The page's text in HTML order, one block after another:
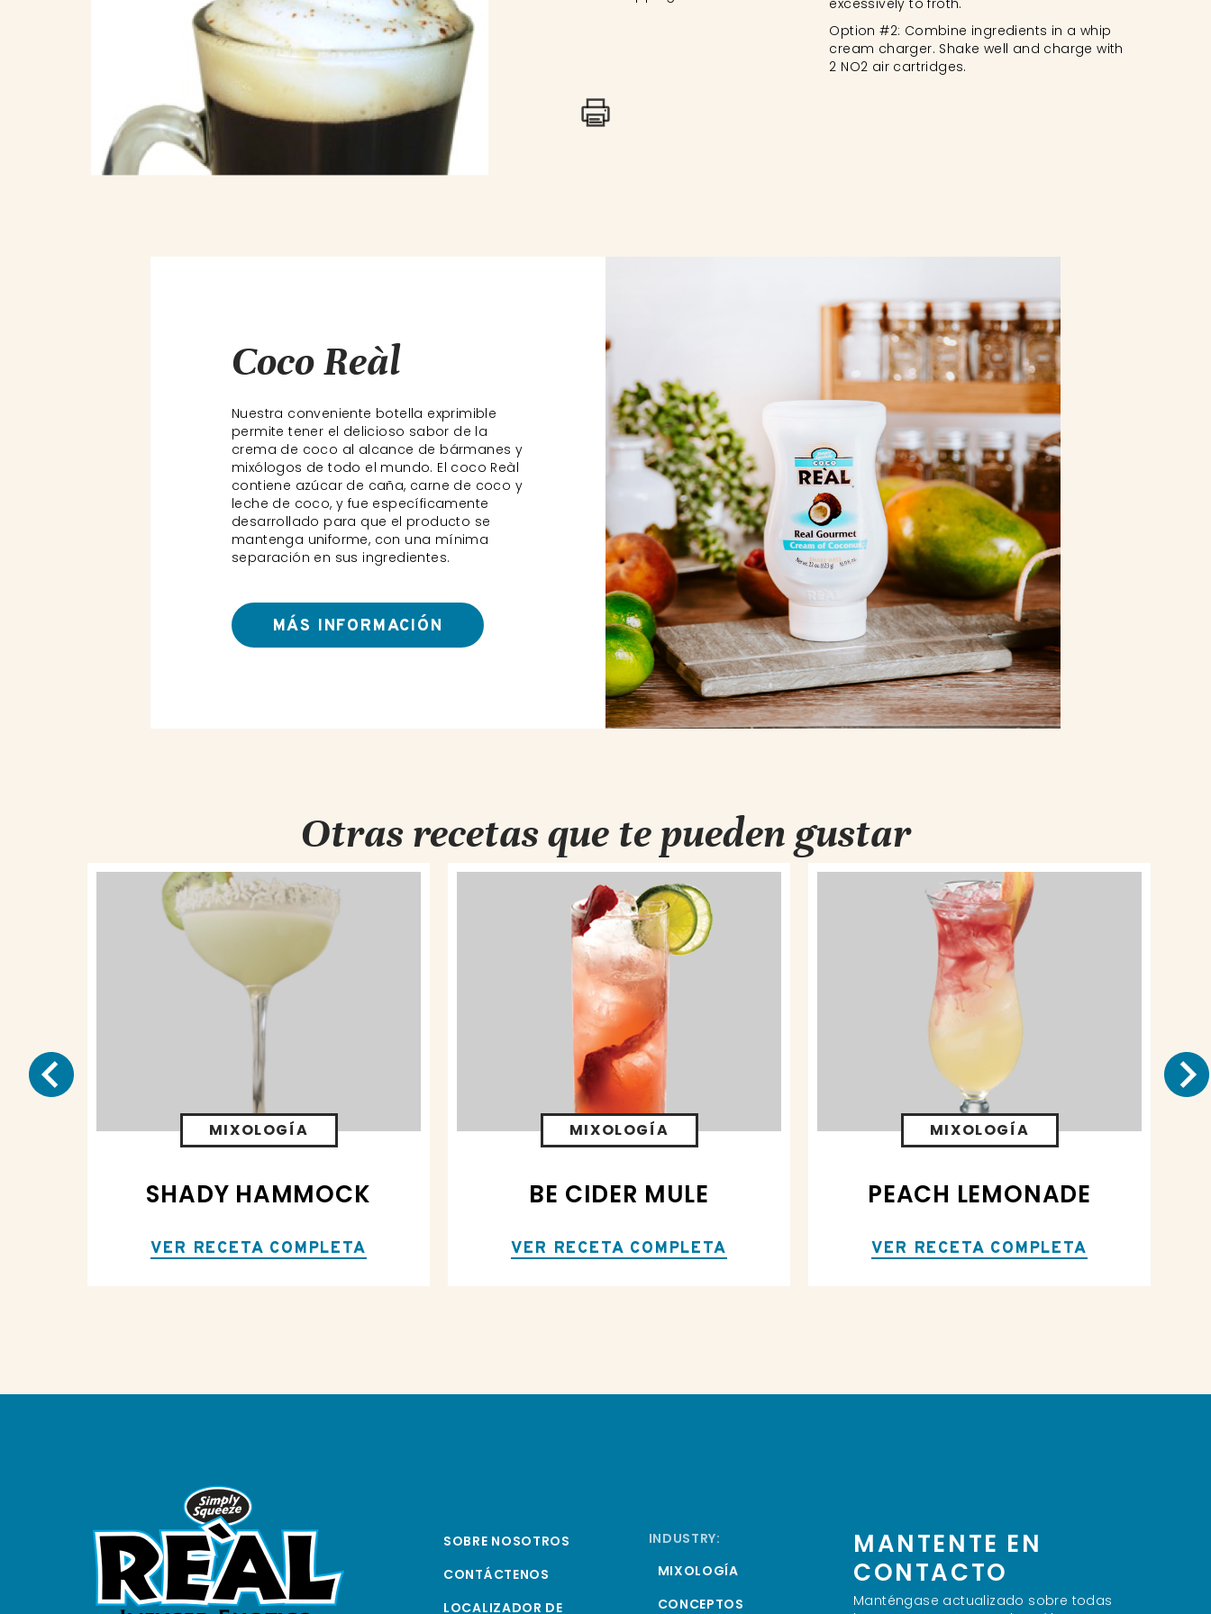
excessively to froth.
Option #2: Combine ingredients in a whip
cream charger. Shake well and charge with
2 NO2 air cartridges.
Coco Reàl
Nuestra conveniente botella exprimible
permite tener el delicioso sabor de la
crema de coco al alcance de bármanes y
mixólogos de todo el mundo. El coco Reàl
contiene azúcar de caña, carne de coco y
leche de coco, y fue específicamente
desarrollado para que el producto se
mantenga uniforme, con una mínima
separación en sus ingredientes.
MÁS INFORMACIÓN
Otras recetas que te pueden gustar
MIXOLOGÍA
SHADY HAMMOCK
VER RECETA COMPLETA
MIXOLOGÍA
BE CIDER MULE
VER RECETA COMPLETA
MIXOLOGÍA
PEACH LEMONADE
VER RECETA COMPLETA
SOBRE NOSOTROS
CONTÁCTENOS
LOCALIZADOR DE
INDUSTRY:
MIXOLOGÍA
CONCEPTOS
MANTENTE EN
CONTACTO
Manténgase actualizado sobre todas